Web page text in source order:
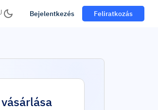
Bejelentkezés Feliratkozás